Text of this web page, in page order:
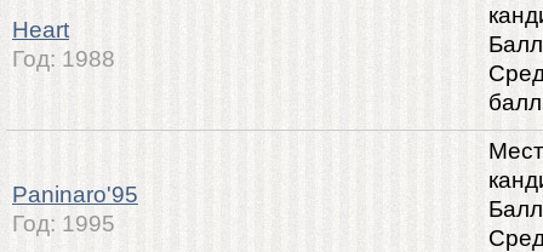
Heart
Год: 1988
Paninaro'95
Год: 1995